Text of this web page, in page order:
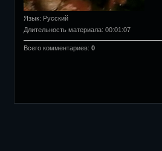
Язык: Русский
Длительность материала: 00:01:07
Всего комментариев: 0